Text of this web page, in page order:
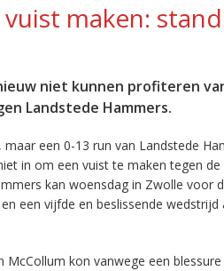
maken:
niet kunnen profiteren
Landstede Hammers.
een 0-13 run van Landstede
in om een vuist te maken tegen
kan woensdag in Zwolle voor
een vijfde en beslissende
kon vanwege een